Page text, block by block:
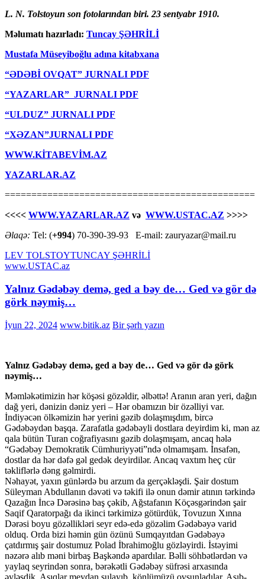
L. N. Tolstoyun son fotolarından biri. 23 sentyabr 1910.
Məlumatı hazırladı: Tuncay ŞƏHRİLİ
Mustafa Müseyiboğlu adına kitabxana
“ƏDƏBİ OVQAT” JURNALI PDF
“YAZARLAR” JURNALI PDF
“ULDUZ” JURNALI PDF
“XƏZAN”JURNALI PDF
WWW.KİTABEVİM.AZ
YAZARLAR.AZ
===============================================
<<<< WWW.YAZARLAR.AZ və WWW.USTAC.AZ >>>>
Əlaqə: Tel: (+994) 70-390-39-93 E-mail: zauryazar@mail.ru
LEV TOLSTOYTUNCAY ŞƏHRİLİ
www.USTAC.az
Yalnız Gədəbəy demə, ged a bəy de… Ged və gör də
görk nəymiş…
İyun 22, 2024 www.bitik.az Bir şərh yazın
Yalnız Gədəbəy demə, ged a bəy de… Ged və gör də görk
nəymiş…
Məmləkətimizin hər köşəsi gözəldir, əlbəttə! Aranın aran yeri, dağın
dağ yeri, dənizin dəniz yeri – Hər obamızın bir özəlliyi var.
İndiyəcən ölkəmizin hər yerini gəzib dolaşmışdım, bircə
Gədəbəydən başqa. Zarafatla gədəbəyli dostlara deyirdim ki, mən az
qala bütün Turan coğrafiyasını gəzib dolaşmışam, ancaq hələ
“Gədəbəy Demokratik Cümhuriyyəti”ndə olmamışam. İnsafən,
dostlar da hər dəfə gəl gedək deyirdilər. Ancaq vaxtım heç cür
təkliflərlə dəng gəlmirdi.
Nəhayət, yaxın günlərdə bu arzum da gerçəkləşdi. Şair dostum
Süleyman Abdullanın dəvəti və təkifi ilə onun dəmir atının tərkində
Qazağın İncə Dərəsinə baş çəkib, Ağstafanın Köçəsgərindən şair
Saqif Qaratorpağı da ikinci tərkimizə götürdük, Tovuzun Xınna
Dərəsi boyu gözəllikləri seyr edə-edə gözəlim Gədəbəyə varid
olduq. Orda bizi həmin gün özünü Sumqayıtdan Gədəbəyə
çatdırmış şair dostumuz Polad İbrahimoğlu gözləyirdi. İstəyimi
nəzərə alıb məni birbaş Başkəndə apardılar. Bəlli söhbətlərdən və
yaylaq seyrindən sonra, bərəkətli Gədəbəy süfrəsi arxasında
əyləşdik. Aşıqlar meydan sulayıb, könlümüzü ovsunladılar. Aşıb-